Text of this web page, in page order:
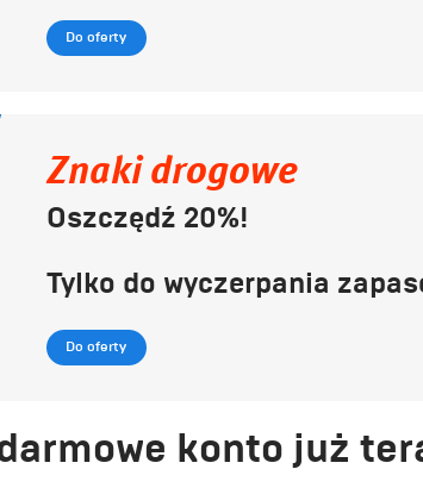
Do oferty
Znaki drogowe
Oszczędź 20%!
Tylko do wyczerpania
Do oferty
konto już